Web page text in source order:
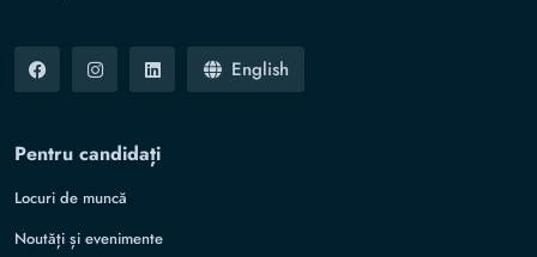
English
Pentru candidați
Locuri de muncă
Noutăți și evenimente